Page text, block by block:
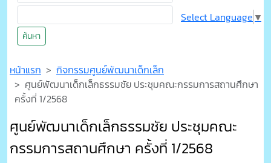
ค้นหา
Select Language ▼
หน้าแรก
กิจกรรมศูนย์พัฒนาเด็กเล็ก
ศูนย์พัฒนาเด็กเล็กธรรมชัย ประชุมคณะกรรมการสถานศึกษา
ครั้งที่ 1/2568
ศูนย์พัฒนาเด็กเล็กธรรมชัย ประชุมคณะ
กรรมการสถานศึกษา ครั้งที่ 1/2568